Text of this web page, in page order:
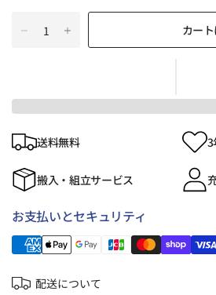
カー
送料無料 3
搬入・組立サービス
お支払いとセキュリティ
配送について